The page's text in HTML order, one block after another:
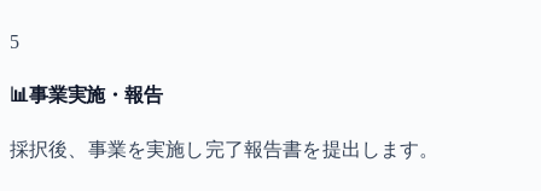
5
📊事業実施・報告
採択後、事業を実施し完了報告書を提出します。